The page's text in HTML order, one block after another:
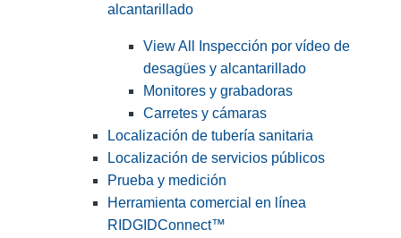
alcantarillado
View All Inspección por vídeo de
desagües y alcantarillado
Monitores y grabadoras
Carretes y cámaras
Localización de tubería sanitaria
Localización de servicios públicos
Prueba y medición
Herramienta comercial en línea
RIDGIDConnect™